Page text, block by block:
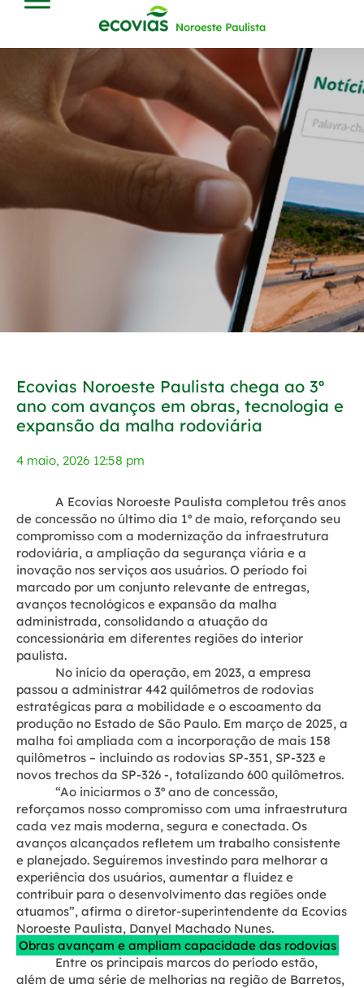
Ecovias Noroeste Paulista chega ao 3º
ano com avanços em obras, tecnologia e
expansão da malha rodoviária
4 maio, 2026 12:58 pm
A Ecovias Noroeste Paulista completou três anos
de concessão no último dia 1º de maio, reforçando seu
compromisso com a modernização da infraestrutura
rodoviária, a ampliação da segurança viária e a
inovação nos serviços aos usuários. O período foi
marcado por um conjunto relevante de entregas,
avanços tecnológicos e expansão da malha
administrada, consolidando a atuação da
concessionária em diferentes regiões do interior
paulista.
No início da operação, em 2023, a empresa
passou a administrar 442 quilômetros de rodovias
estratégicas para a mobilidade e o escoamento da
produção no Estado de São Paulo. Em março de 2025, a
malha foi ampliada com a incorporação de mais 158
quilômetros – incluindo as rodovias SP-351, SP-323 e
novos trechos da SP-326 -, totalizando 600 quilômetros.
“Ao iniciarmos o 3º ano de concessão,
reforçamos nosso compromisso com uma infraestrutura
cada vez mais moderna, segura e conectada. Os
avanços alcançados refletem um trabalho consistente
e planejado. Seguiremos investindo para melhorar a
experiência dos usuários, aumentar a fluidez e
contribuir para o desenvolvimento das regiões onde
atuamos”, afirma o diretor-superintendente da Ecovias
Noroeste Paulista, Danyel Machado Nunes.
Obras avançam e ampliam capacidade das rodovias
Entre os principais marcos do período estão,
além de uma série de melhorias na região de Barretos,